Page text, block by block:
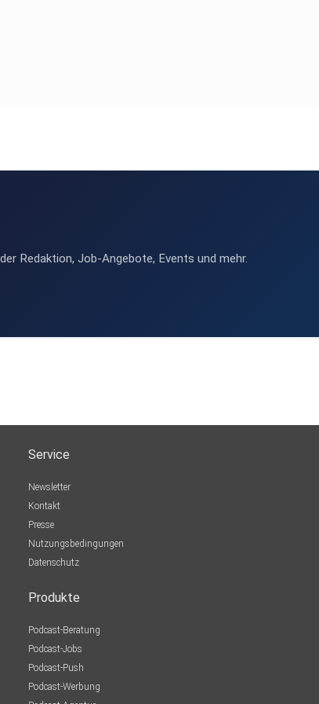
Redaktion, Job-Angebote, Events und mehr.
Service
Newsletter
Kontakt
Presse
Nutzungsbedingungen
Datenschutz
Produkte
Podcast-Beratung
Podcast-Jobs
Podcast-Push
Podcast-Werbung